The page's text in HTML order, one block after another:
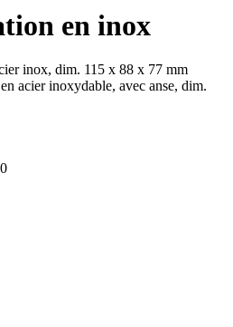
en inox
inox, dim. 115 x 88 x 77 mm
acier inoxydable, avec anse, dim.